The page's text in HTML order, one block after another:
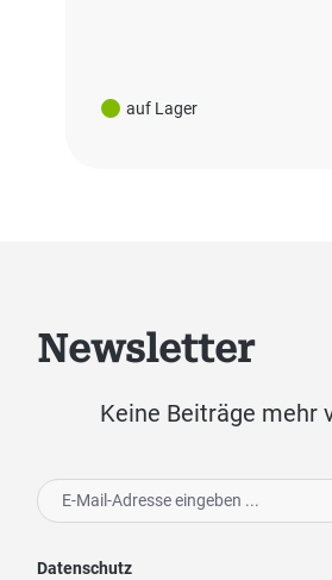
auf Lager
Newsletter
Keine Beiträge mehr
Datenschutz